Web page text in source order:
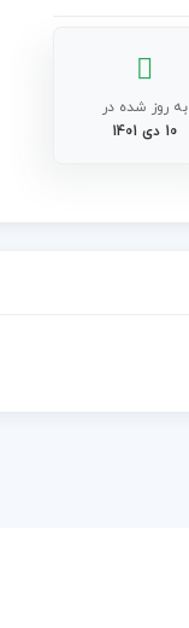
به روز شده در
10 دی 1401